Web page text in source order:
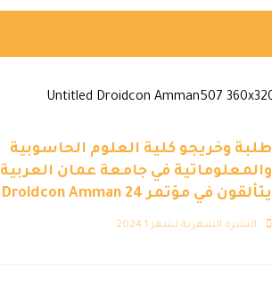
طلبة وخريجو كلية العلوم الحاسوبية
والمعلوماتية في جامعة عمان العربية
يتألقون في مؤتمر Droidcon Amman 24
النشرة الشهرية لشهر 1 2024